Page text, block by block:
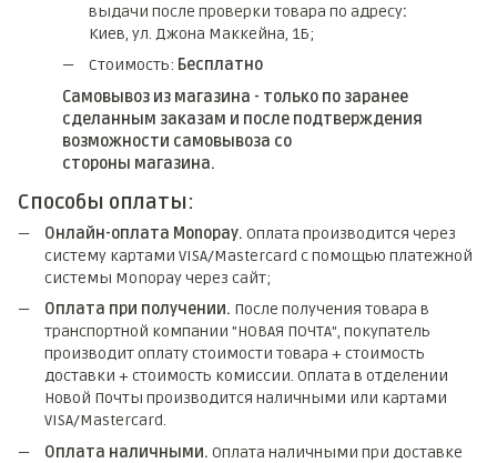
выдачи после проверки товара по адресу:
Киев, ул. Джона Маккейна, 1Б;
Стоимость: Бесплатно
Самовывоз из магазина - только по заранее
сделанным заказам и после подтверждения
возможности самовывоза со
стороны магазина.
Способы оплаты:
Онлайн-оплата Monopay. Оплата производится через
систему картами VISA/Mastercard с помощью платежной
системы Monopay через сайт;
Оплата при получении. После получения товара в
транспортной компании "НОВАЯ ПОЧТА", покупатель
производит оплату стоимости товара + стоимость
доставки + стоимость комиссии. Оплата в отделении
Новой Почты производится наличными или картами
VISA/Mastercard.
Оплата наличными. Оплата наличными при доставке